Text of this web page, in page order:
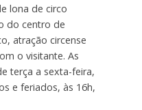
lona de circo
do centro de
atração circense
o visitante. As
terça a sexta-feira,
e feriados, às 16h,